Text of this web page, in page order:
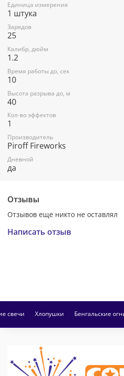
Единица измерения
1 штука
Зарядов
25
Калибр, дюйм
1.2
Время работы до, сек
10
Высота разрыва до, м
40
Кол-во эффектов
1
Производитель
Piroff Fireworks
Дневной
да
Отзывы
Отзывов еще никто не оставлял
Написать отзыв
свечи Хлопушки Бенгальские